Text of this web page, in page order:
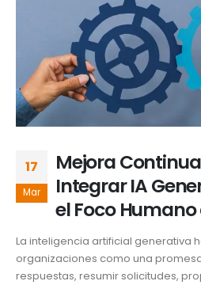
17
Mar
Mejora
Integrar IA
el Foco Humano
La inteligencia artificial generativa
organizaciones como una
respuestas, resumir solicitudes,